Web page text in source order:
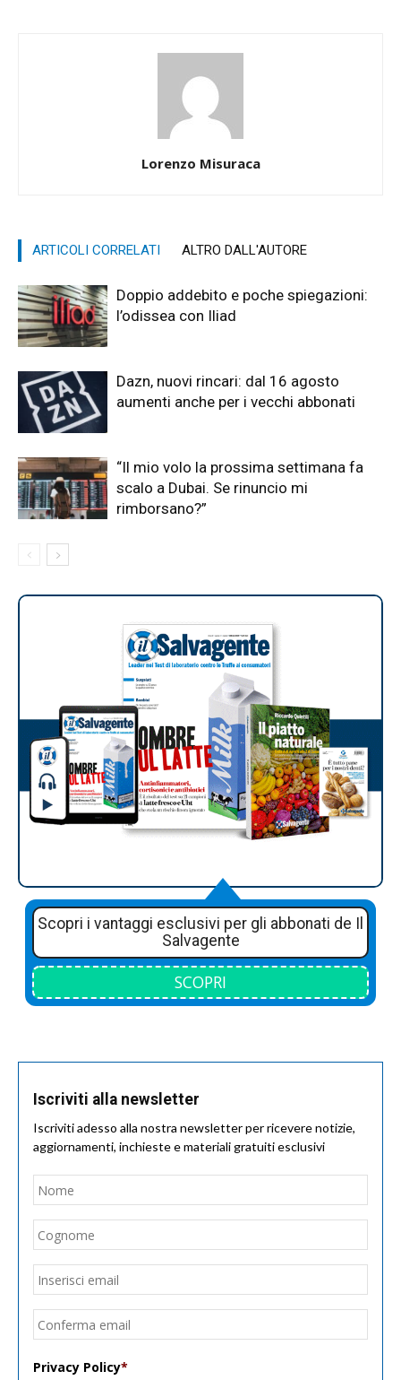
Lorenzo Misuraca
ARTICOLI CORRELATI ALTRO DALL'AUTORE
Doppio addebito e poche spiegazioni:
l’odissea con Iliad
Dazn, nuovi rincari: dal 16 agosto
aumenti anche per i vecchi abbonati
“Il mio volo la prossima settimana fa
scalo a Dubai. Se rinuncio mi
rimborsano?”
Scopri i vantaggi esclusivi per gli abbonati de Il
Salvagente
SCOPRI
Iscriviti alla newsletter
Iscriviti adesso alla nostra newsletter per ricevere notizie,
aggiornamenti, inchieste e materiali gratuiti esclusivi
Nome
Email
Privacy Policy*